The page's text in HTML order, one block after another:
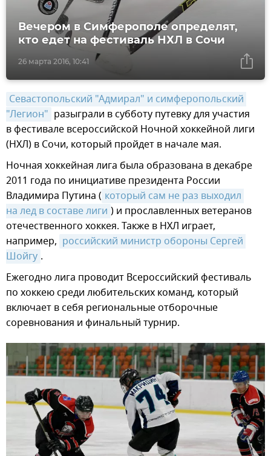
26 марта 2016, 10:41
Вечером в Симферополе определят,
кто едет на фестиваль НХЛ в Сочи
Севастопольский "Адмирал" и симферопольский
"Легион" разыграли в субботу путевку для участия
в фестивале всероссийской Ночной хоккейной лиги
(НХЛ) в Сочи, который пройдет в начале мая.
Ночная хоккейная лига была образована в декабре
2011 года по инициативе президента России
Владимира Путина ( который сам не раз выходил
на лед в составе лиги ) и прославленных ветеранов
отечественного хоккея. Также в НХЛ играет,
например, российский министр обороны Сергей
Шойгу .
Ежегодно лига проводит Всероссийский фестиваль
по хоккею среди любительских команд, который
включает в себя региональные отборочные
соревнования и финальный турнир.